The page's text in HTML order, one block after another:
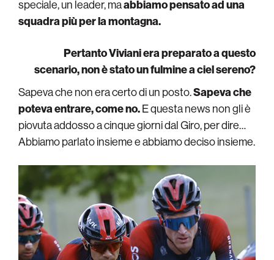
speciale, un leader, maabbiamo pensato ad una
squadra più per la montagna.
Pertanto Viviani era preparato a questo
scenario, non è stato un fulmine a ciel sereno?
Sapeva che non era certo di un posto.Sapeva che
poteva entrare, come no.E questa news non gli è
piovuta addosso a cinque giorni dal Giro, per dire…
Abbiamo parlato insieme e abbiamo deciso insieme.